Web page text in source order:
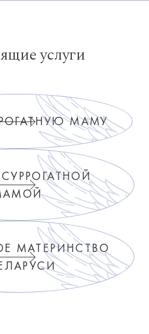
услуги
МАМУ
МАТЕРИНСТВО